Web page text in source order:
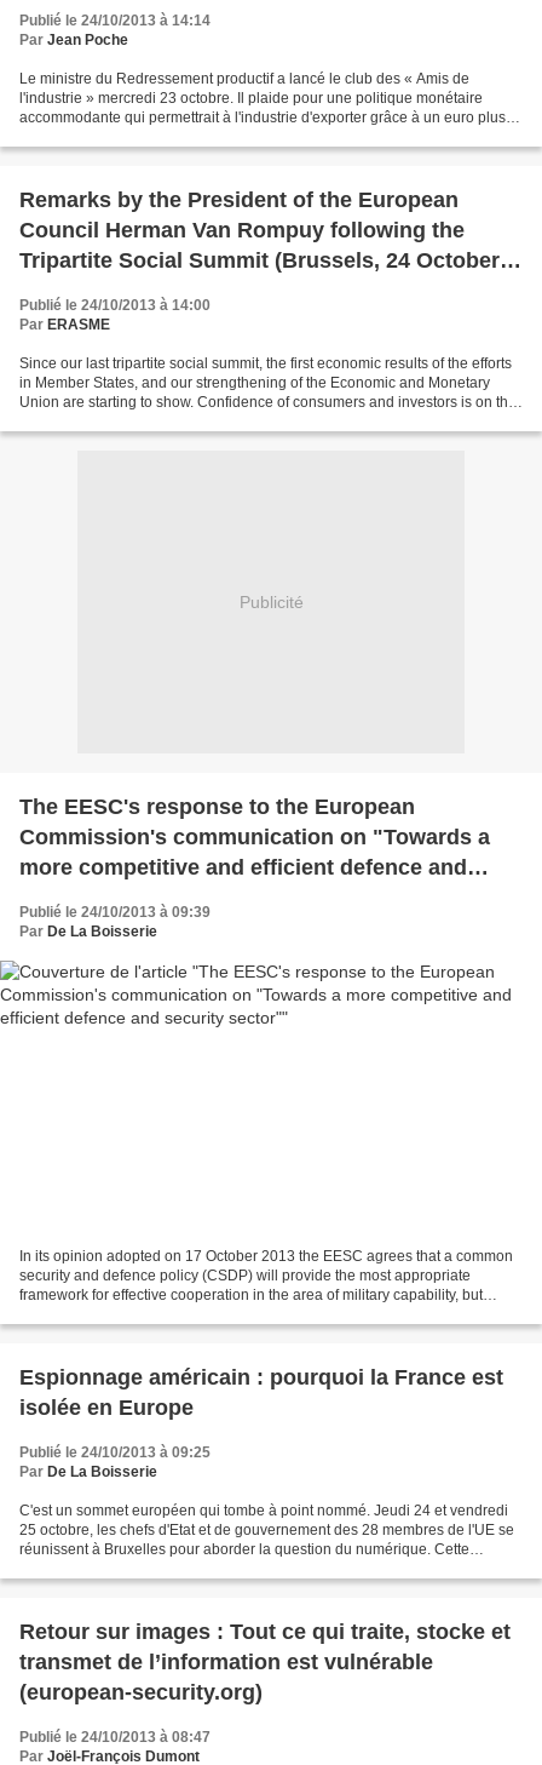
Publié le 24/10/2013 à 14:14
Par Jean Poche
Le ministre du Redressement productif a lancé le club des « Amis de
l'industrie » mercredi 23 octobre. Il plaide pour une politique monétaire
accommodante qui permettrait à l'industrie d'exporter grâce à un euro plus
Remarks by the President of the European
Council Herman Van Rompuy following the
Tripartite Social Summit (Brussels, 24 October
2013)
Publié le 24/10/2013 à 14:00
Par ERASME
Since our last tripartite social summit, the first economic results of the efforts
in Member States, and our strengthening of the Economic and Monetary
Union are starting to show. Confidence of consumers and investors is on the
Publicité
The EESC's response to the European
Commission's communication on "Towards a
more competitive and efficient defence and
security sector"
Publié le 24/10/2013 à 09:39
Par De La Boisserie
In its opinion adopted on 17 October 2013 the EESC agrees that a common
security and defence policy (CSDP) will provide the most appropriate
framework for effective cooperation in the area of military capability, but
Espionnage américain : pourquoi la France est
isolée en Europe
Publié le 24/10/2013 à 09:25
Par De La Boisserie
C'est un sommet européen qui tombe à point nommé. Jeudi 24 et vendredi
25 octobre, les chefs d'Etat et de gouvernement des 28 membres de l'UE se
réunissent à Bruxelles pour aborder la question du numérique. Cette
Retour sur images : Tout ce qui traite, stocke et
transmet de l’information est vulnérable
(european-security.org)
Publié le 24/10/2013 à 08:47
Par Joël-François Dumont